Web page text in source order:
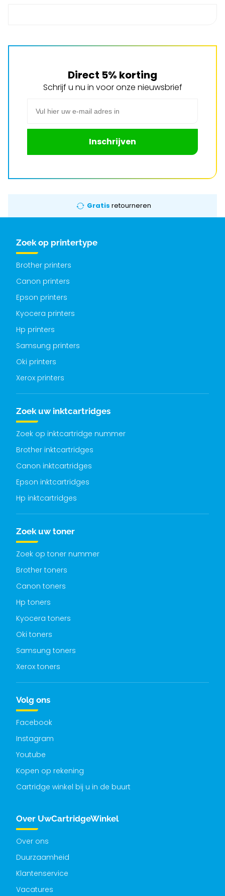
Direct 5% korting
Schrijf u nu in voor onze nieuwsbrief
Inschrijven
Gratis retourneren
Zoek op printertype
Brother printers
Canon printers
Epson printers
Kyocera printers
Hp printers
Samsung printers
Oki printers
Xerox printers
Zoek uw inktcartridges
Zoek op inktcartridge nummer
Brother inktcartridges
Canon inktcartridges
Epson inktcartridges
Hp inktcartridges
Zoek uw toner
Zoek op toner nummer
Brother toners
Canon toners
Hp toners
Kyocera toners
Oki toners
Samsung toners
Xerox toners
Volg ons
Facebook
Instagram
Youtube
Kopen op rekening
Cartridge winkel bij u in de buurt
Over UwCartridgeWinkel
Over ons
Duurzaamheid
Klantenservice
Vacatures